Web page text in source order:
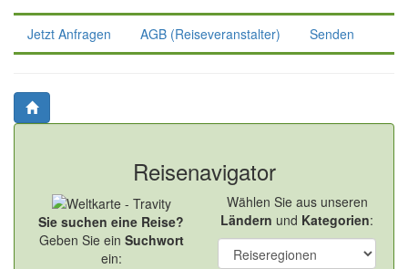
Jetzt Anfragen AGB (Reiseveranstalter) Senden
Reisenavigator
Sie suchen eine Reise?
Geben Sie ein Suchwort
ein:
Wählen Sie aus unseren
Ländern und Kategorien: